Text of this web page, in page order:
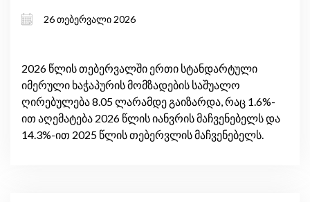
26 თებერვალი 2026
2026 წლის თებერვალში ერთი სტანდარტული
იმერული ხაჭაპურის მომზადების საშუალო
ღირებულება 8.05 ლარამდე გაიზარდა, რაც 1.6%-
ით აღემატება 2026 წლის იანვრის მაჩვენებელს და
14.3%-ით 2025 წლის თებერვლის მაჩვენებელს.